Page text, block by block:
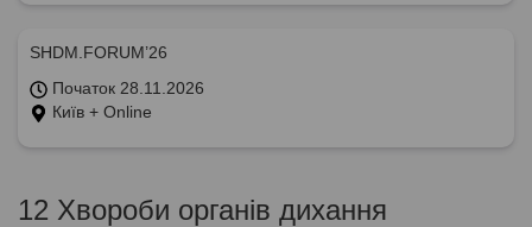
SHDM.FORUM’26
Початок 28.11.2026
Київ + Online
12 Хвороби органів дихання